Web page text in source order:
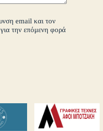
email και τον
την επόμενη φορά